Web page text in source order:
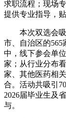
求职流程；现场
提供专业指导，
本次双选会
市、自治区的565
中，线下参会单
家；从行业分布
家、其他医药相
合。活动共吸引
2026届毕业生及
与。